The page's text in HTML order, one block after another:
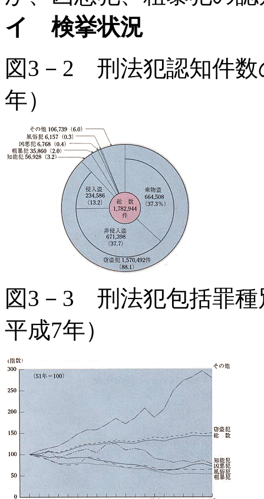
イ 検挙状況
図3－2 刑法犯認知件数
年）
図3－3 刑法犯包括罪種
平成7年）